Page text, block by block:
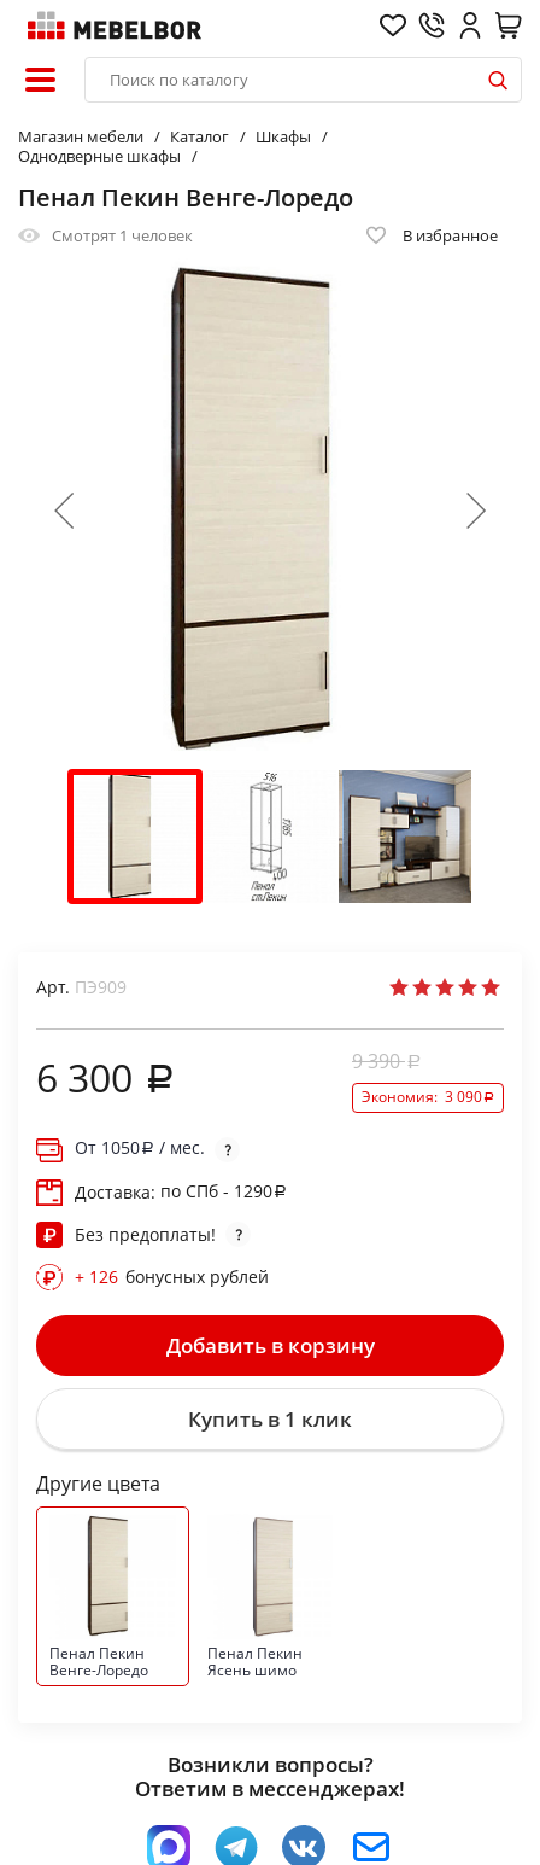
Магазин мебели Каталог
Шкафы
Однодверные шкафы
Пенал Пекин Венге-Лоредо
Смотрят 1 человек В избранное
Арт. ПЭ909
6 300 9 390
Экономия: 3 090
От 1050
/ мес.
Доставка: по СПб - 1290
Без предоплаты!
+ 126 бонусных рублей
Добавить в корзину
Купить в 1 клик
Другие цвета
Пенал Пекин
Венге-Лоредо
Пенал Пекин
Ясень шимо
Возникли вопросы?
Ответим в мессенджерах!